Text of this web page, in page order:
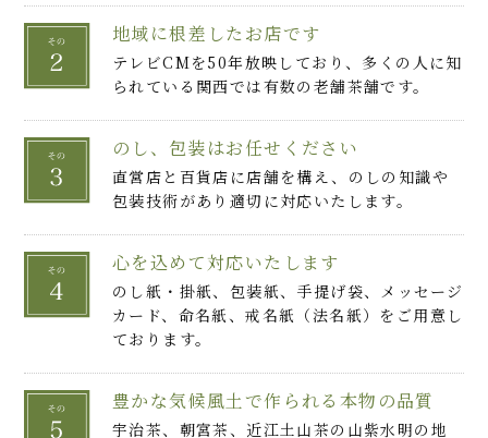
地域に根差したお店です
テレビCMを50年放映しており、多くの人に知
られている関西では有数の老舗茶舗です。
のし、包装はお任せください
直営店と百貨店に店舗を構え、のしの知識や
包装技術があり適切に対応いたします。
心を込めて対応いたします
のし紙・掛紙、包装紙、手提げ袋、メッセージ
カード、命名紙、戒名紙（法名紙）をご用意し
ております。
豊かな気候風土で作られる本物の品質
宇治茶、朝宮茶、近江土山茶の山紫水明の地